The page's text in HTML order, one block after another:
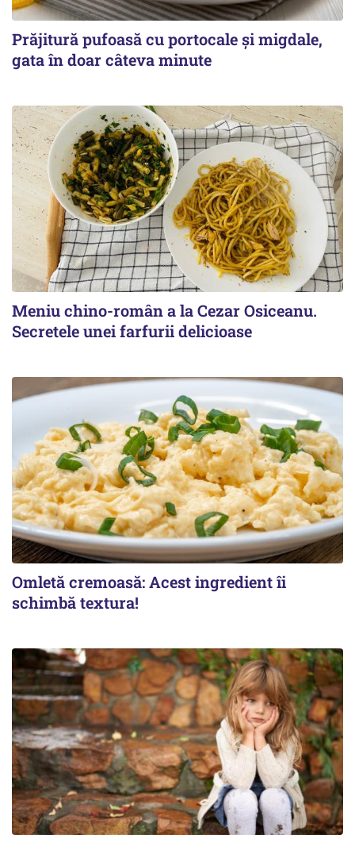
Prăjitură pufoasă cu portocale și migdale,
gata în doar câteva minute
Meniu chino-român a la Cezar Osiceanu.
Secretele unei farfurii delicioase
Omletă cremoasă: Acest ingredient îi
schimbă textura!